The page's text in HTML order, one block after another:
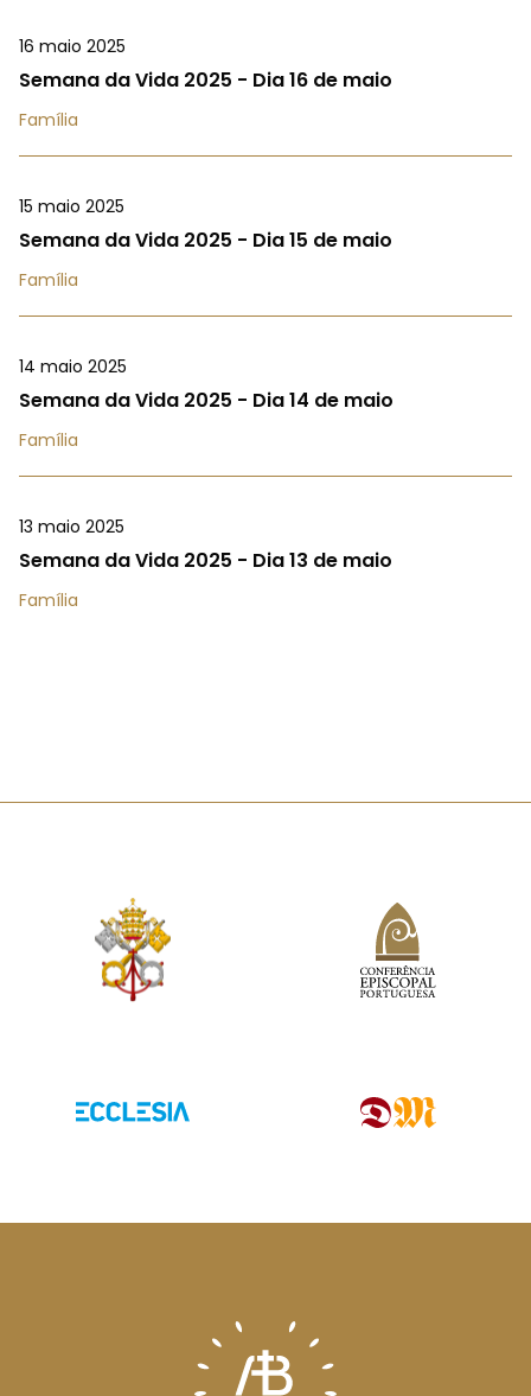
16 maio 2025
Semana da Vida 2025 - Dia 16 de maio
Família
15 maio 2025
Semana da Vida 2025 - Dia 15 de maio
Família
14 maio 2025
Semana da Vida 2025 - Dia 14 de maio
Família
13 maio 2025
Semana da Vida 2025 - Dia 13 de maio
Família